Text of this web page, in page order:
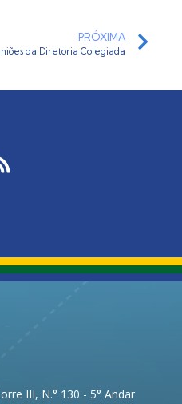
PRÓXIMA
da Diretoria Colegiada
III, N.° 130 - 5° Andar